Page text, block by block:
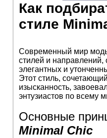
Как
стиле
Современный мир
стилей и направлений,
элегантных и
Этот стиль,
изысканность,
энтузиастов по всему
Основные
Minimal Chic